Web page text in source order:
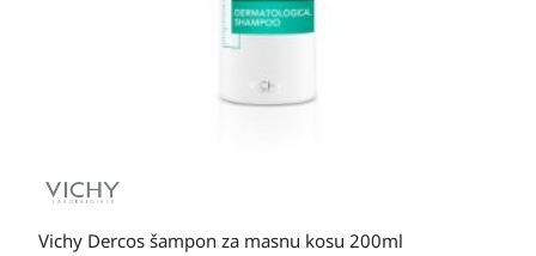
Vichy Dercos šampon za masnu kosu 200ml